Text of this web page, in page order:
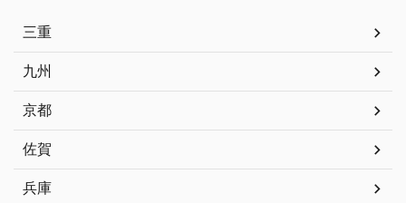
三重
九州
京都
佐賀
兵庫